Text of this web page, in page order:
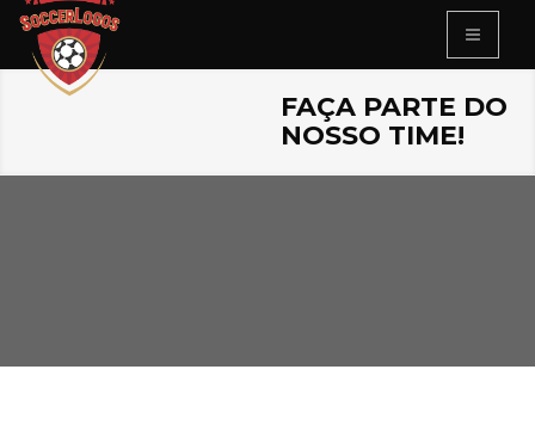
FAÇA PARTE DO
NOSSO TIME!